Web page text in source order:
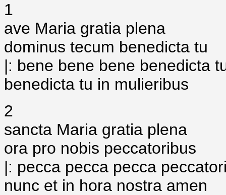
1
ave Maria gratia plena
dominus tecum benedicta tu
|: bene bene bene benedicta
benedicta tu in mulieribus
2
sancta Maria gratia plena
ora pro nobis peccatoribus
|: pecca pecca pecca
nunc et in hora nostra amen